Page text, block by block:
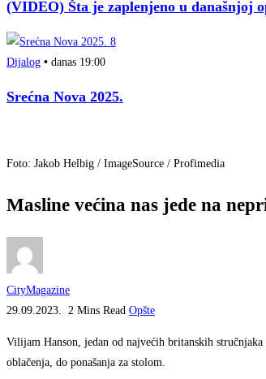
(VIDEO) Šta je zaplenjeno u današnjoj
Dijalog • danas 19:00
Srećna Nova 2025.
Foto: Jakob Helbig / ImageSource / Profimedia
Masline većina nas jede na
CityMagazine
29.09.2023. 2 Mins Read Opšte
Vilijam Hanson, jedan od najvećih britanskih
oblačenja, do ponašanja za stolom.